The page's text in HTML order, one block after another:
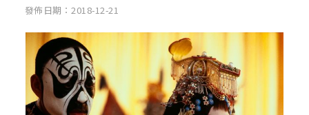
發佈日期：2018-12-21